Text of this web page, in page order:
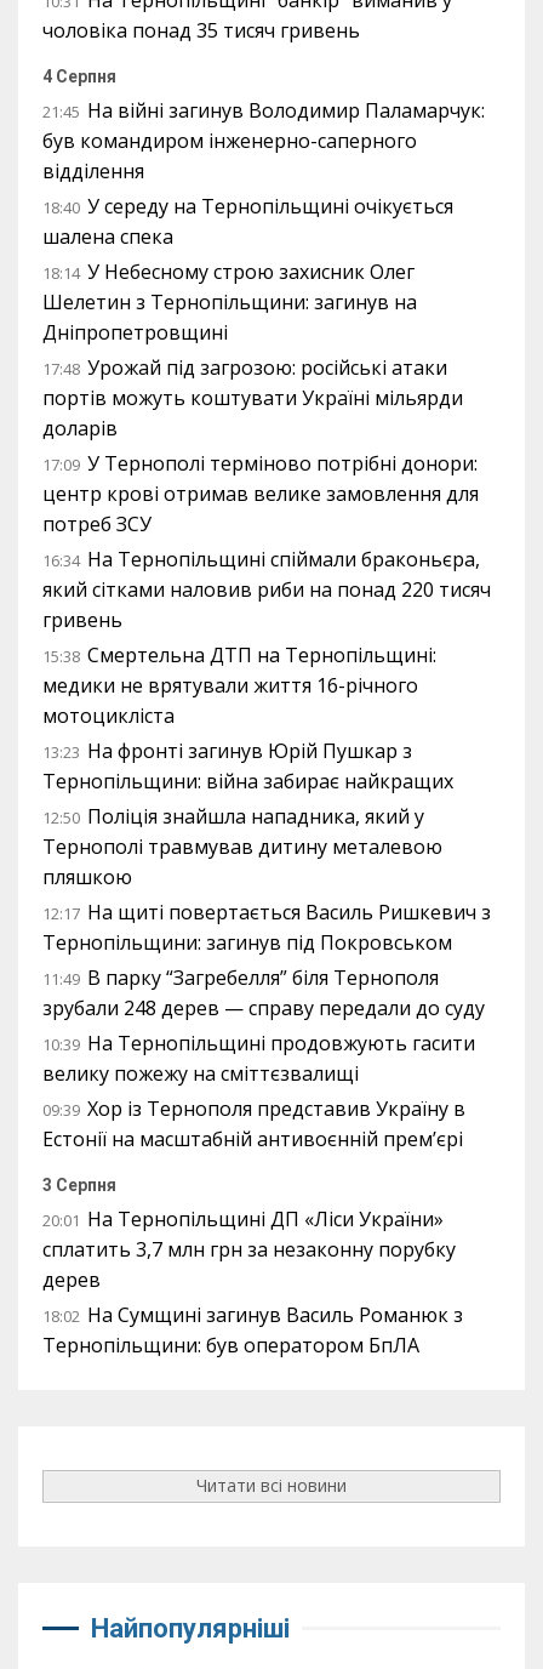
чоловіка понад 35 тисяч гривень
4 Серпня
21:45 На війні загинув Володимир Паламарчук:
був командиром інженерно-саперного
відділення
18:40 У середу на Тернопільщині очікується
шалена спека
18:14 У Небесному строю захисник Олег
Шелетин з Тернопільщини: загинув на
Дніпропетровщині
17:48 Урожай під загрозою: російські атаки
портів можуть коштувати Україні мільярди
доларів
17:09 У Тернополі терміново потрібні донори:
центр крові отримав велике замовлення для
потреб ЗСУ
16:34 На Тернопільщині спіймали браконьєра,
який сітками наловив риби на понад 220 тисяч
гривень
15:38 Смертельна ДТП на Тернопільщині:
медики не врятували життя 16-річного
мотоцикліста
13:23 На фронті загинув Юрій Пушкар з
Тернопільщини: війна забирає найкращих
12:50 Поліція знайшла нападника, який у
Тернополі травмував дитину металевою
пляшкою
12:17 На щиті повертається Василь Ришкевич з
Тернопільщини: загинув під Покровськом
11:49 В парку “Загребелля” біля Тернополя
зрубали 248 дерев — справу передали до суду
10:39 На Тернопільщині продовжують гасити
велику пожежу на сміттєзвалищі
09:39 Хор із Тернополя представив Україну в
Естонії на масштабній антивоєнній прем’єрі
3 Серпня
20:01 На Тернопільщині ДП «Ліси України»
сплатить 3,7 млн грн за незаконну порубку
дерев
18:02 На Сумщині загинув Василь Романюк з
Тернопільщини: був оператором БпЛА
Читати всі новини
Найпопулярніші